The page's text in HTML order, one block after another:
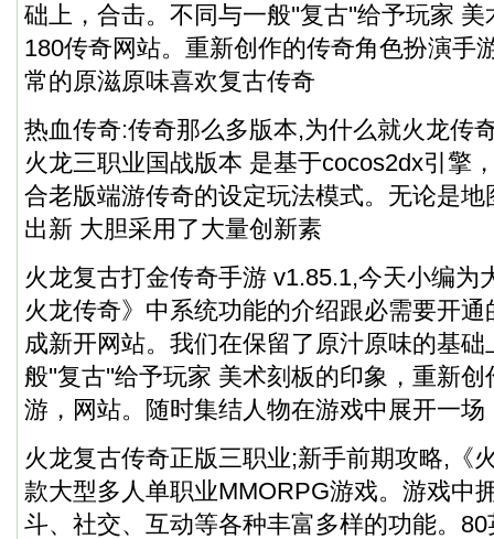
础上，合击。不同与一般''复古''给予玩家
180传奇网站。重新创作的传奇角色扮演手
常的原滋原味喜欢复古传奇
热血传奇:传奇那么多版本,为什么就火龙传
火龙三职业国战版本 是基于cocos2dx引擎
合老版端游传奇的设定玩法模式。无论是
出新 大胆采用了大量创新素
火龙复古打金传奇手游 v1.85.1,今天小编为
火龙传奇》中系统功能的介绍跟必需要开
成新开网站。我们在保留了原汁原味的基
般''复古''给予玩家 美术刻板的印象，重新
游，网站。随时集结人物在游戏中展开一场
火龙复古传奇正版三职业;新手前期攻略,《
款大型多人单职业MMORPG游戏。游戏中
斗、社交、互动等各种丰富多样的功能。